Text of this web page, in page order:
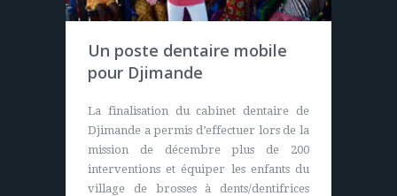
Un poste dentaire mobile
pour Djimande
La finalisation du cabinet dentaire de
Djimande a permis d’effectuer lors de la
mission de décembre plus de 200
interventions et équiper les enfants du
village de brosses à dents/dentifrices
Case de santé en
Casamance (Sénégal)
Nous apportons sur ce projet les plans et
le financement global de l’opération
pour l’achat de matériels (durables). Les
villageois eux construisent,
entretiennent et assurent le bon